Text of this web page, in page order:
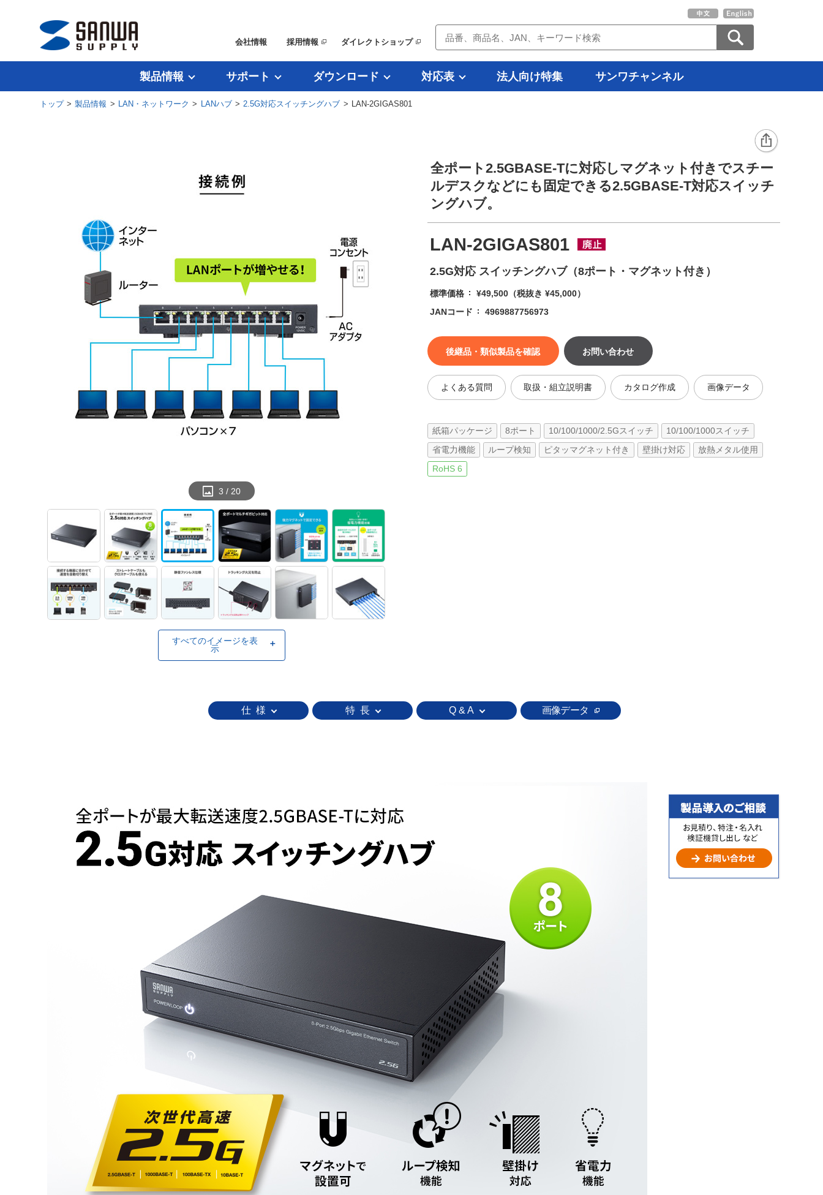
会社情報 採用情報 ダイレクトショップ
製品情報 サポート ダウンロード 対応表 法人向け特集 サンワチャンネル
トップ>製品情報 > LAN・ネットワーク > LANハブ>2.5G対応スイッチングハブ > LAN-2GIGAS801
3 / 20
すべてのイメージを表
示
全ポート2.5GBASE-Tに対応しマグネット付きでスチー
ルデスクなどにも固定できる2.5GBASE-T対応スイッチ
ングハブ。
LAN-2GIGAS801
2.5G対応 スイッチングハブ（8ポート・マグネット付き）
標準価格 ¥49,500 （税抜き ¥45,000）
JANコード
4969887756973
後継品・類似製品を確認 お問い合わせ
よくある質問 取扱・組立説明書 カタログ作成 画像データ
紙箱パッケージ 8ポート 10/100/1000/2.5Gスイッチ 10/100/1000スイッチ
省電力機能 ループ検知 ピタッマグネット付き 壁掛け対応 放熱メタル使用
RoHS 6
仕 様 特 長 Q & A 画像データ